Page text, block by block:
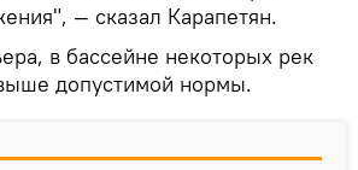
— сказал Карапетян.
в бассейне некоторых рек
допустимой нормы.